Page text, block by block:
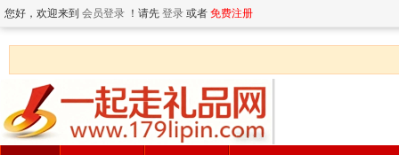
您好，欢迎来到 会员登录 ！请先 登录 或者 免费注册